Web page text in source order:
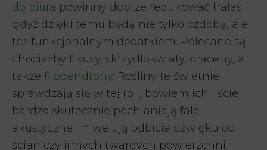
do biura powinny dobrze redukować hałas,
gdyż dzięki temu będą nie tylko ozdobą, ale
też funkcjonalnym dodatkiem. Polecane są
chociażby fikusy, skrzydłokwiaty, draceny, a
także filodendrony. Rośliny te świetnie
sprawdzają się w tej roli, bowiem ich liście
bardzo skutecznie pochłaniają fale
akustyczne i niwelują odbicia dźwięku od
ścian czy innych twardych powierzchni.